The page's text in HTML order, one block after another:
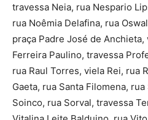
travessa Neia, rua Nespario
rua Noêmia Delafina, rua
praça Padre José de
Ferreira Paulino, travessa
rua Raul Torres, viela Rei, rua
Gaeta, rua Santa Filomena,
Soinco, rua Sorval, travessa